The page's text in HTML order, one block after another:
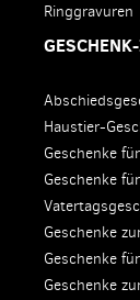
Ringgravuren
Haustier-
Geschenke
Geschenke
Geschenke
Geschenke
Geschenke